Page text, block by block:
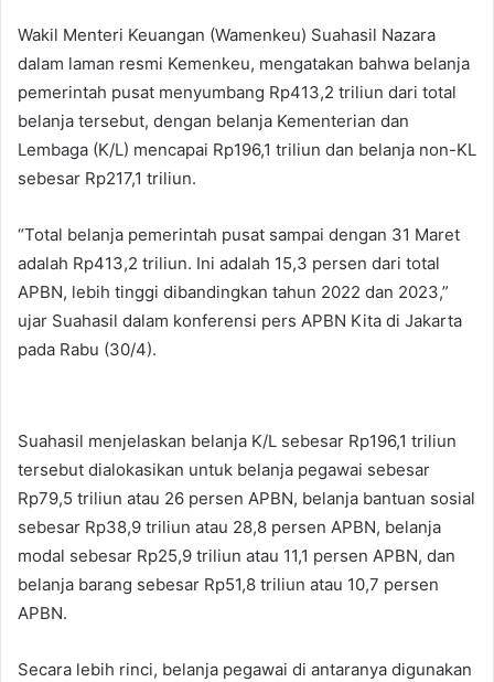
Wakil Menteri Keuangan (Wamenkeu) Suahasil Nazara
dalam laman resmi Kemenkeu, mengatakan bahwa belanja
pemerintah pusat menyumbang Rp413,2 triliun dari total
belanja tersebut, dengan belanja Kementerian dan
Lembaga (K/L) mencapai Rp196,1 triliun dan belanja non-KL
sebesar Rp217,1 triliun.
“Total belanja pemerintah pusat sampai dengan 31 Maret
adalah Rp413,2 triliun. Ini adalah 15,3 persen dari total
APBN, lebih tinggi dibandingkan tahun 2022 dan 2023,”
ujar Suahasil dalam konferensi pers APBN Kita di Jakarta
pada Rabu (30/4).
Suahasil menjelaskan belanja K/L sebesar Rp196,1 triliun
tersebut dialokasikan untuk belanja pegawai sebesar
Rp79,5 triliun atau 26 persen APBN, belanja bantuan sosial
sebesar Rp38,9 triliun atau 28,8 persen APBN, belanja
modal sebesar Rp25,9 triliun atau 11,1 persen APBN, dan
belanja barang sebesar Rp51,8 triliun atau 10,7 persen
APBN.
Secara lebih rinci, belanja pegawai di antaranya digunakan